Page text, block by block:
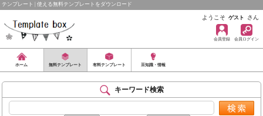
テンプレート | 使える無料テンプレートをダウンロード
ようこそ ゲスト さん
会員登録 会員ログイン
ホーム 無料テンプレート 有料テンプレート 豆知識・情報
キーワード検索